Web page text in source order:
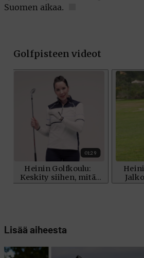
Suomen aikaa.
Lisää aiheesta